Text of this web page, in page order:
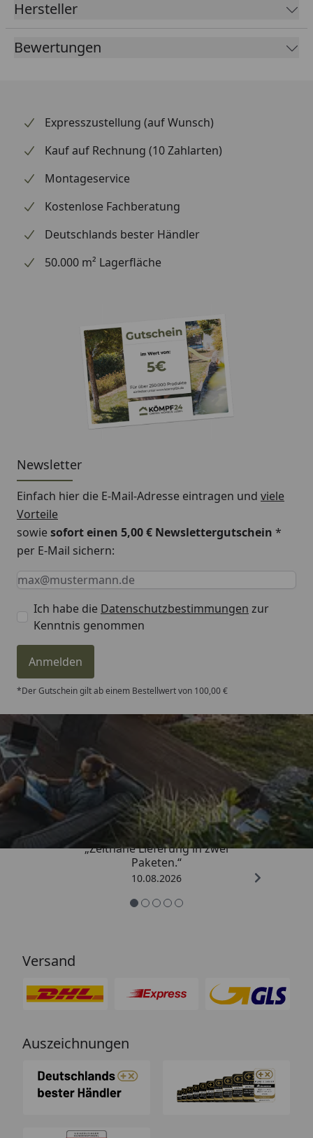
profitierst du von einer direkten Kraftübertragung
und einem deutlich verbesserten Fahrgefühl.
Supersprox zählt weltweit zu den renommiertesten
Hersteller
Bewertungen
Expresszustellung (auf Wunsch)
Kauf auf Rechnung (10 Zahlarten)
Montageservice
Kostenlose Fachberatung
Deutschlands bester Händler
50.000 m² Lagerfläche
Newsletter
Einfach hier die E-Mail-Adresse eintragen und viele
Vorteile
sowiesofort einen 5,00 € Newslettergutschein *
per E-Mail sichern:
Keine Eingabe erforderlich
Eingabe erforderlich
E-Mail *
Ich habe die Datenschutzbestimmungen zur
Kenntnis genommen
Anmelden
*Der Gutschein gilt ab einem Bestellwert von 100,00 €
Trusted Shops
4,81/ 5
„Zeitnahe Lieferung in zwei
Paketen.“
10.08.2026
Versand
Auszeichnungen